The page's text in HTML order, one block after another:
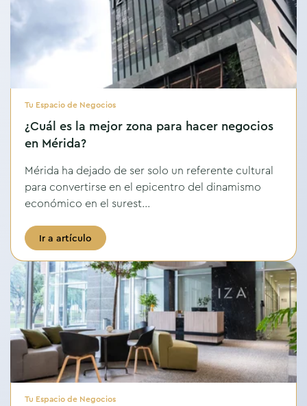
Tu Espacio de Negocios
¿Cuál es la mejor zona para hacer negocios
en Mérida?
Mérida ha dejado de ser solo un referente cultural
para convertirse en el epicentro del dinamismo
económico en el surest...
Ir a artículo
Tu Espacio de Negocios